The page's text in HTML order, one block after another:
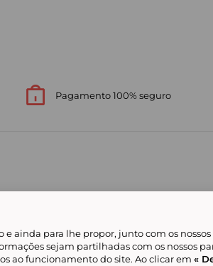
Pagamento 100% seguro
ainda para lhe propor, junto com os nossos
sejam partilhadas com os nossos
ao funcionamento do site. Ao clicar em «